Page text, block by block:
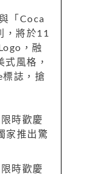
「Coca
，將於11
，融
風格，
誌，搶